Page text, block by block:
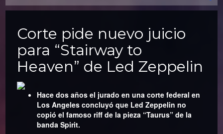
Corte pide nuevo juicio
para “Stairway to
Heaven” de Led Zeppelin
Hace dos años el jurado en una corte federal en
Los Angeles concluyó que Led Zeppelin no
copió el famoso riff de la pieza “Taurus” de la
banda Spirit.